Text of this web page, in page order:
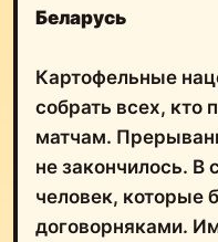
Беларусь
Картофельные
собрать всех, кто
матчам.
не закончилось. В
человек, которые
договорняками.